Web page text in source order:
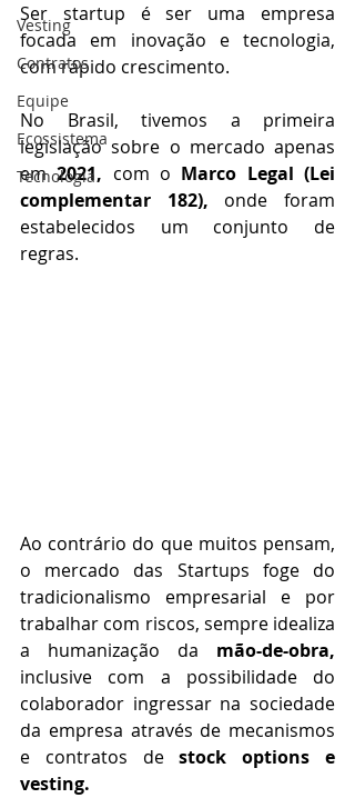
Vesting
Contratos
Equipe
Ecossistema
Tecnologia
Ser startup é ser uma empresa
focada em inovação e tecnologia,
com rápido crescimento.
No Brasil, tivemos a primeira
legislação sobre o mercado apenas
em 2021, com o Marco Legal (Lei
complementar 182), onde foram
estabelecidos um conjunto de
regras.
Ao contrário do que muitos pensam,
o mercado das Startups foge do
tradicionalismo empresarial e por
trabalhar com riscos, sempre idealiza
a humanização da mão-de-obra,
inclusive com a possibilidade do
colaborador ingressar na sociedade
da empresa através de mecanismos
e contratos de stock options e
vesting.